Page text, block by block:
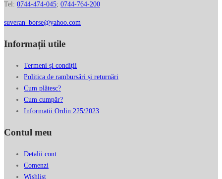
Tel: 0744-474-045; 0744-764-200
suveran_borse@yahoo.com
Informații utile
Termeni și condiții
Politica de rambursări și returnări
Cum plătesc?
Cum cumpăr?
Informatii Ordin 225/2023
Contul meu
Detalii cont
Comenzi
Wishlist